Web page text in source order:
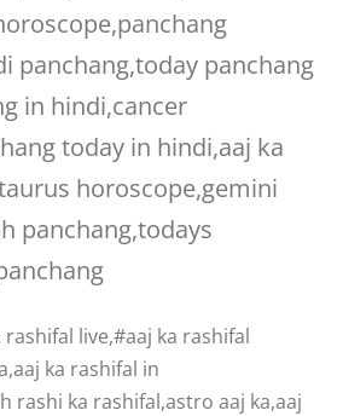
panchang,today panchang
in hindi,cancer
today in hindi,aaj ka
horoscope,gemini
panchang,todays
live,#aaj ka rashifal
ka rashifal in
rashi ka rashifal,astro aaj ka,aaj